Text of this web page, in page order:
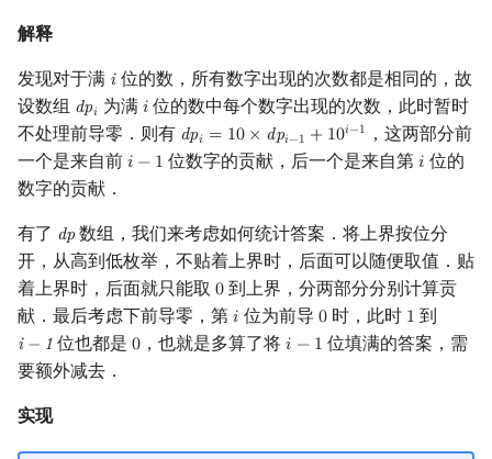
Meissel–Lehmer 算法
连分数
二次域
Pell 方程
最大团搜索算法
支配树
图上随机游走
解释
发现对于满 ii位的数，所有数字出现的次数都是相同的，故
设数组 dp𝑖
dpi 为满 𝑖
i 位的数中每个数字出现的次数，此时暂时
不处理前导零．则有 dp𝑖 = 10 × dp𝑖−1 + 10𝑖−1
dpi =10×dp i−1+10 i− 1
，这两部分前
一个是来自前 𝑖 − 1
i −1 位数字的贡献，后一个是来自第𝑖
i 位的
数字的贡献．
有了 dp
dp数组，我们来考虑如何统计答案．将上界按位分
开，从高到低枚举，不贴着上界时，后面可以随便取值．贴
着上界时，后面就只能取 0
0 到上界，分两部分分别计算贡
献．最后考虑下前导零，第 𝑖
i 位为前导 0
0时，此时 1
1 到
i − 1
i−1 位也都是0
0 ，也就是多算了将𝑖 − 1
i −1
位填满的答案，需
要额外减去．
实现